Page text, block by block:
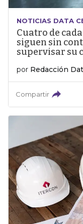
NOTICIAS DATA
Cuatro de
siguen sin
supervisar su
por Redacción
Compartir